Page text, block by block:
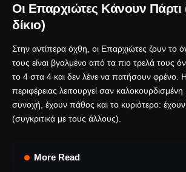
Οι Επαρχιώτες Κάνουν Πάρτι
δίκιο)
Στην αντίπερα όχθη, οι Επαρχιώτες ζουν το
τους είναι βγαλμένο από τα πιο τρελά τους
το 4 στα 4 και δεν λένε να πατήσουν φρένο.
περιφέρειας λειτουργεί σαν
συνοχή, έχουν πάθος και το κυριότερο:
(συγκριτικά με τους άλλους).
More Read